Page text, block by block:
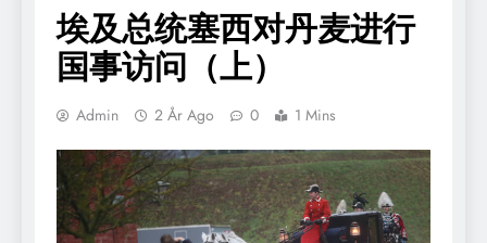
埃及总统塞西对丹麦进行
国事访问（上）
Admin 2 År Ago 0 1 Mins